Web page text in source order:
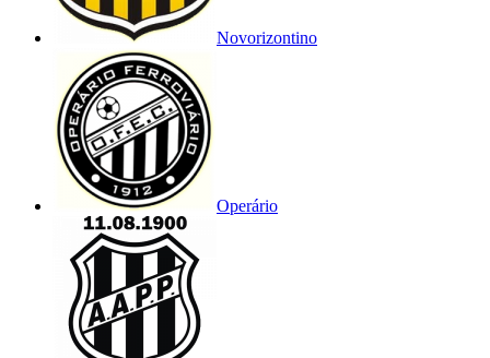
Novorizontino
Operário